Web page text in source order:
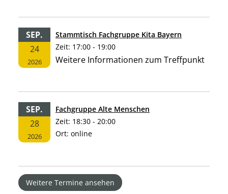
SEP.
24
2026
Stammtisch Fachgruppe Kita Bayern
Zeit: 17:00 - 19:00
Weitere Informationen zum Treffpunkt
SEP.
28
2026
Fachgruppe Alte Menschen
Zeit: 18:30 - 20:00
Ort: online
Weitere Termine ansehen